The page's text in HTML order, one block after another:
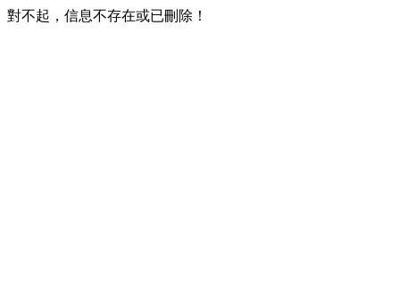
對不起，信息不存在或已刪除！